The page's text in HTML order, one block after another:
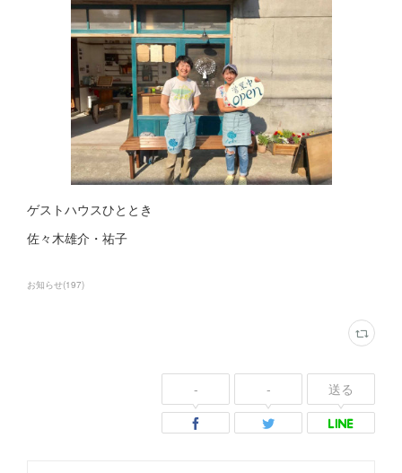
ゲストハウスひととき
佐々木雄介・祐子
お知らせ(197)
- - 送る